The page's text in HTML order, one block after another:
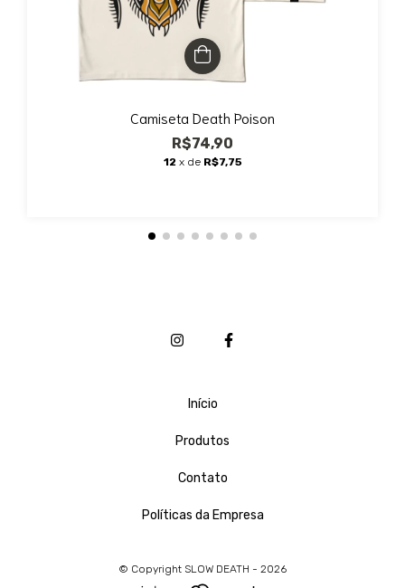
Camiseta Death Poison
R$74,90
12 x de R$7,75
Início
Produtos
Contato
Políticas da Empresa
© Copyright SLOW DEATH - 2026